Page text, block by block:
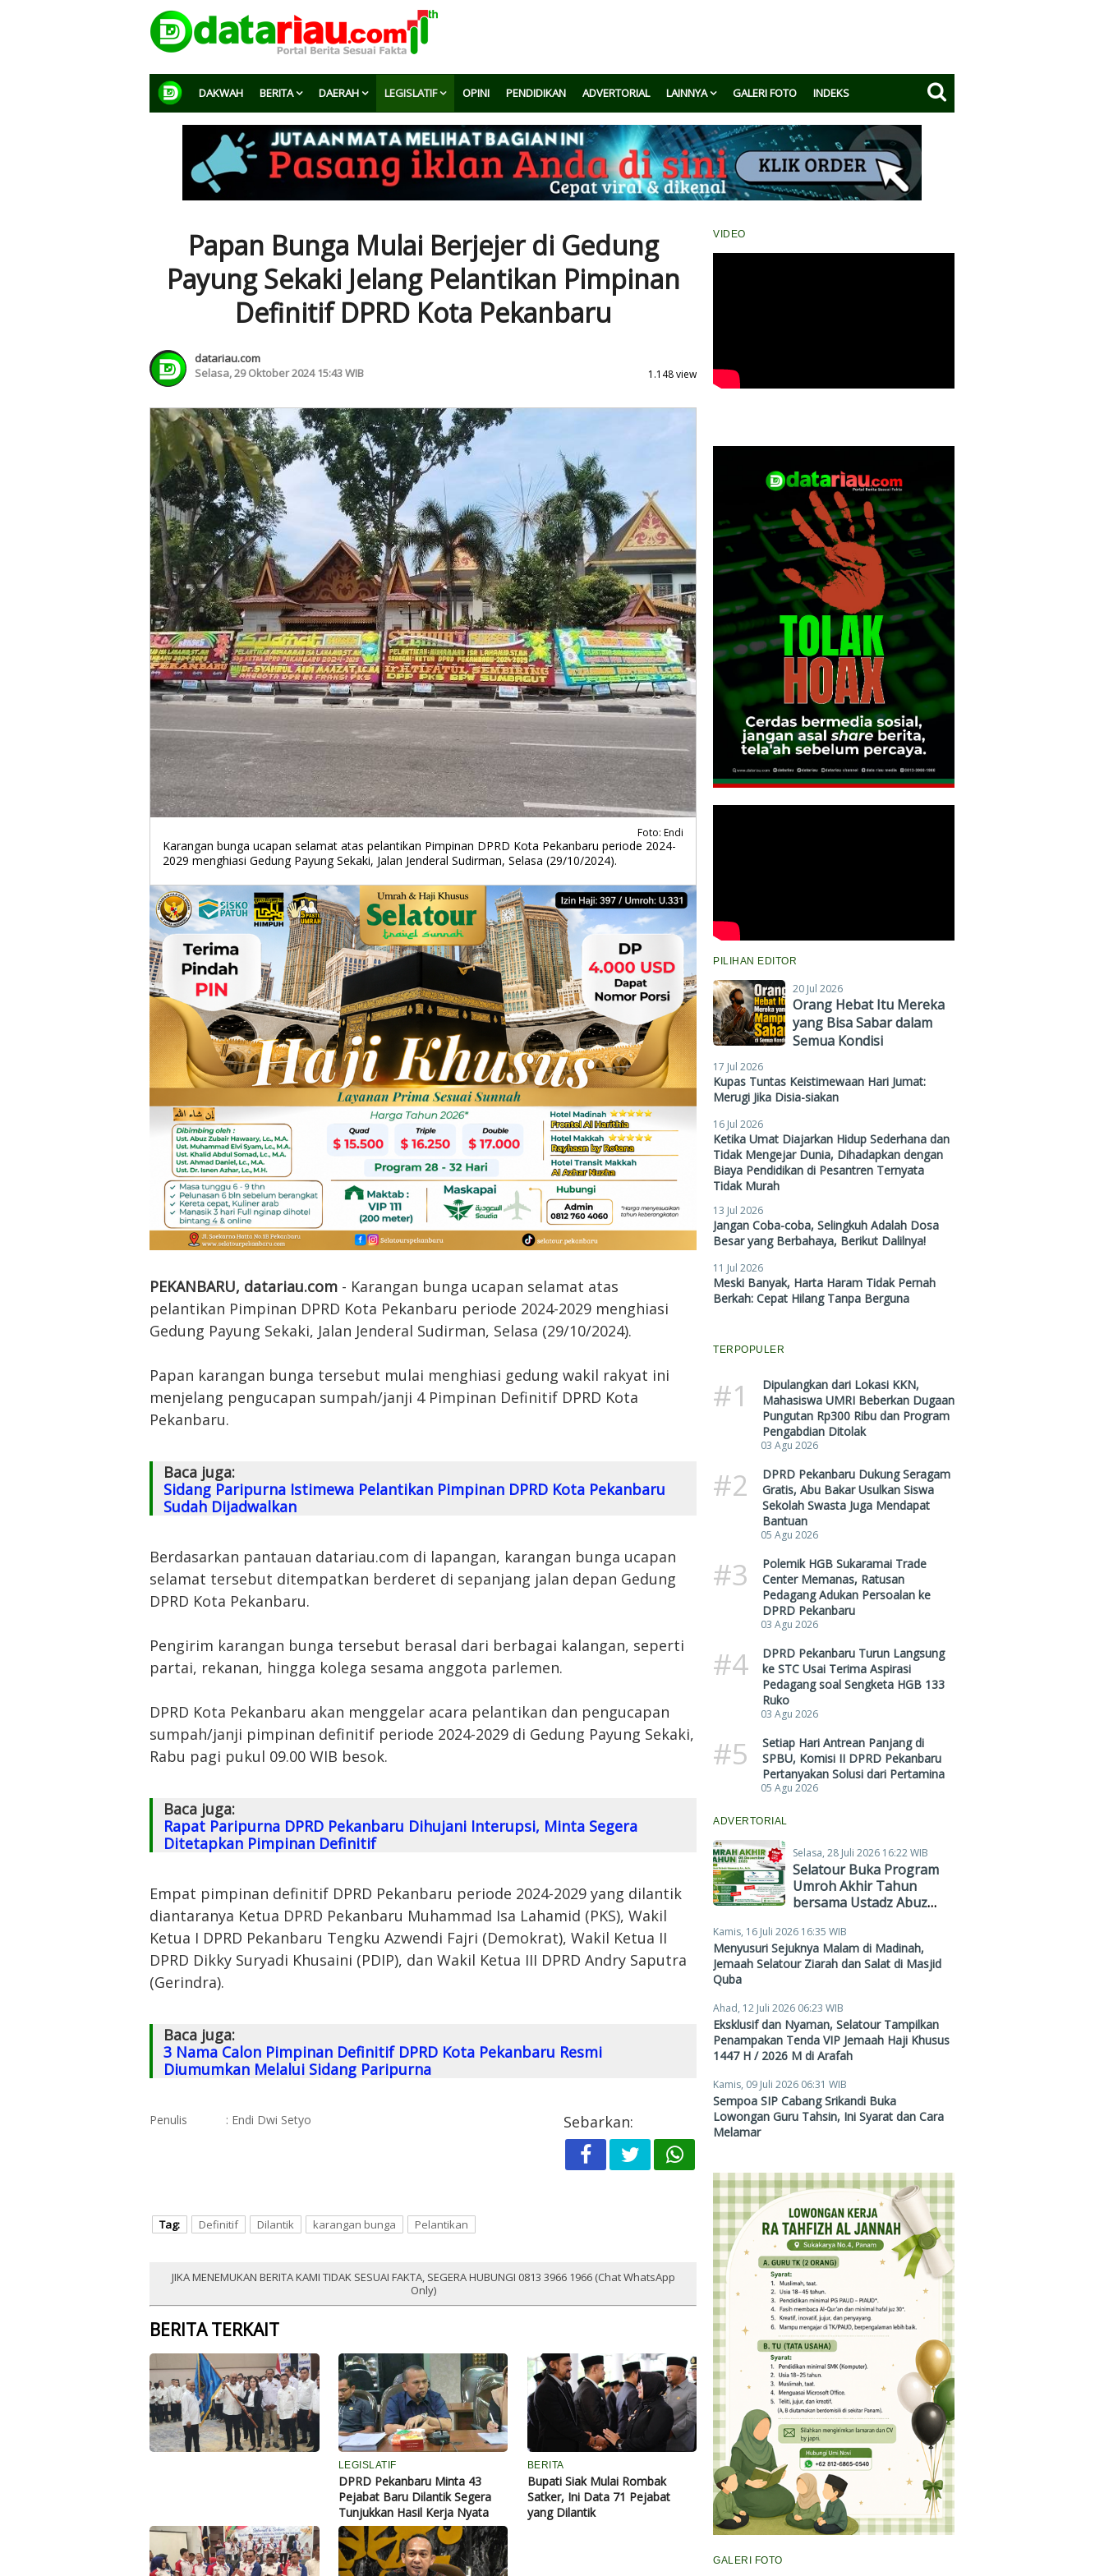
DAKWAH BERITA DAERAH LEGISLATIF OPINI PENDIDIKAN ADVERTORIAL LAINNYA GALERI FOTO INDEKS
Papan Bunga Mulai Berjejer di Gedung
Payung Sekaki Jelang Pelantikan Pimpinan
Definitif DPRD Kota Pekanbaru
datariau.com
Selasa, 29 Oktober 2024 15:43 WIB
1.148 view
Foto: Endi
Karangan bunga ucapan selamat atas pelantikan Pimpinan DPRD Kota Pekanbaru periode 2024-
2029 menghiasi Gedung Payung Sekaki, Jalan Jenderal Sudirman, Selasa (29/10/2024).
PEKANBARU, datariau.com - Karangan bunga ucapan selamat atas
pelantikan Pimpinan DPRD Kota Pekanbaru periode 2024-2029 menghiasi
Gedung Payung Sekaki, Jalan Jenderal Sudirman, Selasa (29/10/2024).
Papan karangan bunga tersebut mulai menghiasi gedung wakil rakyat ini
menjelang pengucapan sumpah/janji 4 Pimpinan Definitif DPRD Kota
Pekanbaru.
Baca juga:
Sidang Paripurna Istimewa Pelantikan Pimpinan DPRD Kota Pekanbaru
Sudah Dijadwalkan
Berdasarkan pantauan datariau.com di lapangan, karangan bunga ucapan
selamat tersebut ditempatkan berderet di sepanjang jalan depan Gedung
DPRD Kota Pekanbaru.
Pengirim karangan bunga tersebut berasal dari berbagai kalangan, seperti
partai, rekanan, hingga kolega sesama anggota parlemen.
DPRD Kota Pekanbaru akan menggelar acara pelantikan dan pengucapan
sumpah/janji pimpinan definitif periode 2024-2029 di Gedung Payung Sekaki,
Rabu pagi pukul 09.00 WIB besok.
Baca juga:
Rapat Paripurna DPRD Pekanbaru Dihujani Interupsi, Minta Segera
Ditetapkan Pimpinan Definitif
Empat pimpinan definitif DPRD Pekanbaru periode 2024-2029 yang dilantik
diantaranya Ketua DPRD Pekanbaru Muhammad Isa Lahamid (PKS), Wakil
Ketua I DPRD Pekanbaru Tengku Azwendi Fajri (Demokrat), Wakil Ketua II
DPRD Dikky Suryadi Khusaini (PDIP), dan Wakil Ketua III DPRD Andry Saputra
(Gerindra).
Baca juga:
3 Nama Calon Pimpinan Definitif DPRD Kota Pekanbaru Resmi
Diumumkan Melalui Sidang Paripurna
Penulis : Endi Dwi Setyo Sebarkan:
Tag: Definitif Dilantik karangan bunga Pelantikan
JIKA MENEMUKAN BERITA KAMI TIDAK SESUAI FAKTA, SEGERA HUBUNGI 0813 3966 1966 (Chat WhatsApp
Only)
BERITA TERKAIT
P
e
n
g
P
r
o
LEGISLATIF
DPRD Pekanbaru Minta 43
Pejabat Baru Dilantik Segera
Tunjukkan Hasil Kerja Nyata
BERITA
Bupati Siak Mulai Rombak
Satker, Ini Data 71 Pejabat
yang Dilantik
VIDEO
PILIHAN EDITOR
20 Jul 2026
Orang Hebat Itu Mereka
yang Bisa Sabar dalam
Semua Kondisi
17 Jul 2026
Kupas Tuntas Keistimewaan Hari Jumat:
Merugi Jika Disia-siakan
16 Jul 2026
Ketika Umat Diajarkan Hidup Sederhana dan
Tidak Mengejar Dunia, Dihadapkan dengan
Biaya Pendidikan di Pesantren Ternyata
Tidak Murah
13 Jul 2026
Jangan Coba-coba, Selingkuh Adalah Dosa
Besar yang Berbahaya, Berikut Dalilnya!
11 Jul 2026
Meski Banyak, Harta Haram Tidak Pernah
Berkah: Cepat Hilang Tanpa Berguna
TERPOPULER
#1
Dipulangkan dari Lokasi KKN,
Mahasiswa UMRI Beberkan Dugaan
Pungutan Rp300 Ribu dan Program
Pengabdian Ditolak
03 Agu 2026
#2
DPRD Pekanbaru Dukung Seragam
Gratis, Abu Bakar Usulkan Siswa
Sekolah Swasta Juga Mendapat
Bantuan
05 Agu 2026
#3
Polemik HGB Sukaramai Trade
Center Memanas, Ratusan
Pedagang Adukan Persoalan ke
DPRD Pekanbaru
03 Agu 2026
#4
DPRD Pekanbaru Turun Langsung
ke STC Usai Terima Aspirasi
Pedagang soal Sengketa HGB 133
Ruko
03 Agu 2026
#5
Setiap Hari Antrean Panjang di
SPBU, Komisi II DPRD Pekanbaru
Pertanyakan Solusi dari Pertamina
05 Agu 2026
ADVERTORIAL
Selasa, 28 Juli 2026 16:22 WIB
Selatour Buka Program
Umroh Akhir Tahun
bersama Ustadz Abuz
Mulai Rp38,4 Juta
Kamis, 16 Juli 2026 16:35 WIB
Menyusuri Sejuknya Malam di Madinah,
Jemaah Selatour Ziarah dan Salat di Masjid
Quba
Ahad, 12 Juli 2026 06:23 WIB
Eksklusif dan Nyaman, Selatour Tampilkan
Penampakan Tenda VIP Jemaah Haji Khusus
1447 H / 2026 M di Arafah
Kamis, 09 Juli 2026 06:31 WIB
Sempoa SIP Cabang Srikandi Buka
Lowongan Guru Tahsin, Ini Syarat dan Cara
Melamar
GALERI FOTO